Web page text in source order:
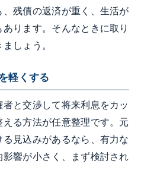
残債の返済が重く、生活が
ります。そんなときに取り
しょう。
軽くする
と交渉して将来利息をカッ
える方法が任意整理です。元
見込みがあるなら、有力な
響が小さく、まず検討され